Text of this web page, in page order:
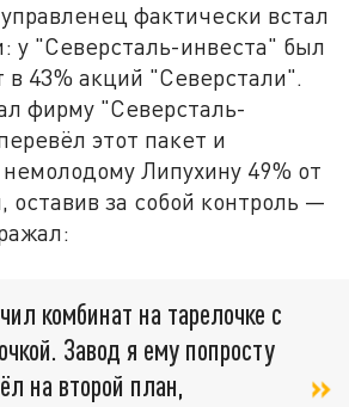
фактически встал
у "Северсталь-инвеста" был
в 43% акций "Северстали".
фирму "Северсталь-
этот пакет и
Липухину 49% от
оставив за собой контроль —
комбинат на тарелочке с
Завод я ему попросту
на второй план,